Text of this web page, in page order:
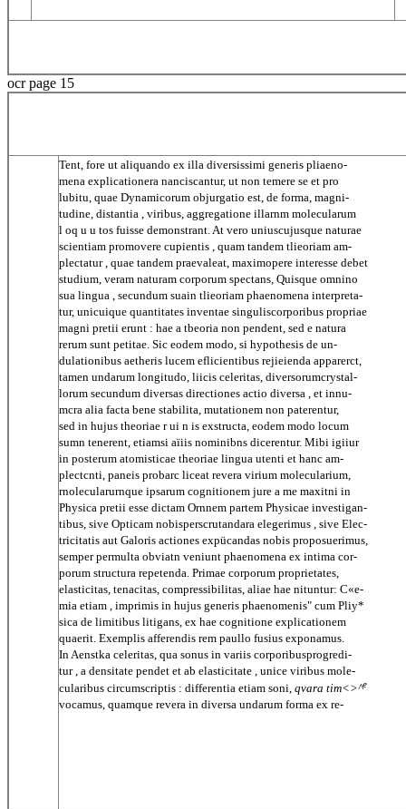
ocr page 15
Tent, fore ut aliquando ex illa diversissimi generis pliaeno-
mena explicationera nanciscantur, ut non temere se et pro
lubitu, quae Dynamicorum objurgatio est, de forma, magni-
tudine, distantia , viribus, aggregatione illarnm molecularum
l oq u u tos fuisse demonstrant. At vero uniuscujusque naturae
scientiam promovere cupientis , quam tandem tlieoriam am-
plectatur , quae tandem praevaleat, maximopere interesse debet
studium, veram naturam corporum spectans, Quisque omnino
sua lingua , secundum suain tlieoriam phaenomena interpreta-
tur, unicuique quantitates inventae singuliscorporibus propriae
magni pretii erunt : hae a tbeoria non pendent, sed e natura
rerum sunt petitae. Sic eodem modo, si hypothesis de un-
dulationibus aetheris lucem eflicientibus rejieienda apparerct,
tamen undarum longitudo, liicis celeritas, diversorumcrystal-
lorum secundum diversas directiones actio diversa , et innu-
mcra alia facta bene stabilita, mutationem non paterentur,
sed in hujus theoriae r ui n is exstructa, eodem modo locum
sumn tenerent, etiamsi aïiis nominibns dicerentur. Mibi igiiur
in posterum atomisticae theoriae lingua utenti et hanc am-
plectcnti, paneis probarc liceat revera virium molecularium,
rnolecularurnque ipsarum cognitionem jure a me maxitni in
Physica pretii esse dictam Ornnem partem Physicae investigan-
tibus, sive Opticam nobisperscrutandara elegerimus , sive Elec-
tricitatis aut Galoris actiones expücandas nobis proposuerimus,
semper permulta obviatn veniunt phaenomena ex intima cor-
porum structura repetenda. Primae corporum proprietates,
elasticitas, tenacitas, compressibilitas, aliae hae nituntur: C«e-
mia etiam , imprimis in hujus generis phaenomenis" cum Pliy*
sica de limitibus litigans, ex hae cognitione explicationem
quaerit. Exemplis afferendis rem paullo fusius exponamus.
In Aenstka celeritas, qua sonus in variis corporibusprogredi-
tur , a densitate pendet et ab elasticitate , unice viribus mole-
cularibus circumscriptis : differentia etiam soni, qvara tim<>^e
vocamus, quamque revera in diversa undarum forma ex re-